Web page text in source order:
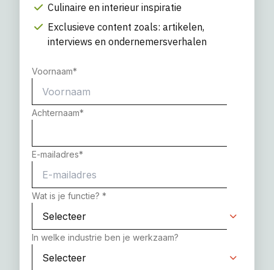
Culinaire en interieur inspiratie
Exclusieve content zoals: artikelen,
interviews en ondernemersverhalen
Voornaam*
Achternaam*
E-mailadres*
Wat is je functie? *
In welke industrie ben je werkzaam?